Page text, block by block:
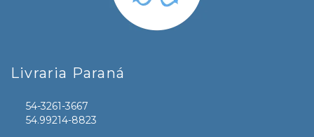
Livraria Paraná
54-3261-3667
54.99214-8823